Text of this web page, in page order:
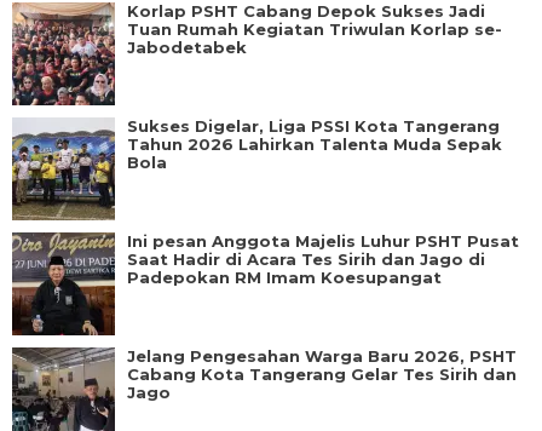
Korlap PSHT Cabang Depok Sukses Jadi
Tuan Rumah Kegiatan Triwulan Korlap se-
Jabodetabek
Sukses Digelar, Liga PSSI Kota Tangerang
Tahun 2026 Lahirkan Talenta Muda Sepak
Bola
Ini pesan Anggota Majelis Luhur PSHT Pusat
Saat Hadir di Acara Tes Sirih dan Jago di
Padepokan RM Imam Koesupangat
Jelang Pengesahan Warga Baru 2026, PSHT
Cabang Kota Tangerang Gelar Tes Sirih dan
Jago